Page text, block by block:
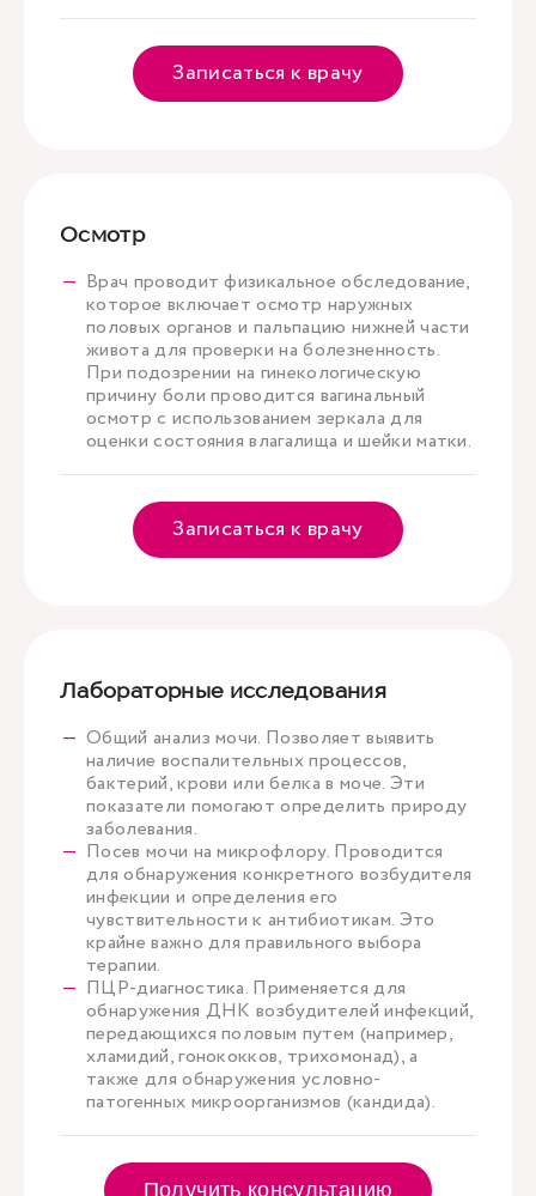
Записаться к врачу
Осмотр
Врач проводит физикальное обследование,
которое включает осмотр наружных
половых органов и пальпацию нижней части
живота для проверки на болезненность.
При подозрении на гинекологическую
причину боли проводится вагинальный
осмотр с использованием зеркала для
оценки состояния влагалища и шейки матки.
Записаться к врачу
Лабораторные исследования
Общий анализ мочи. Позволяет выявить
наличие воспалительных процессов,
бактерий, крови или белка в моче. Эти
показатели помогают определить природу
заболевания.
Посев мочи на микрофлору. Проводится
для обнаружения конкретного возбудителя
инфекции и определения его
чувствительности к антибиотикам. Это
крайне важно для правильного выбора
терапии.
ПЦР-диагностика. Применяется для
обнаружения ДНК возбудителей инфекций,
передающихся половым путем (например,
хламидий, гонококков, трихомонад), а
также для обнаружения условно-
патогенных микроорганизмов (кандида).
Получить консультацию